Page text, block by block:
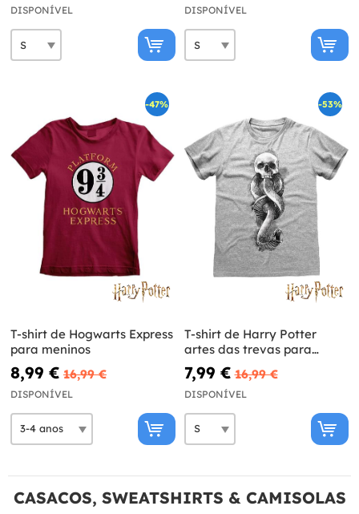
DISPONÍVEL DISPONÍVEL
-47%
T-shirt de Hogwarts Express
para meninos
8,99 € 16,99 €
DISPONÍVEL
-53%
T-shirt de Harry Potter
artes das trevas para
homem
7,99 € 16,99 €
DISPONÍVEL
CASACOS, SWEATSHIRTS & CAMISOLAS